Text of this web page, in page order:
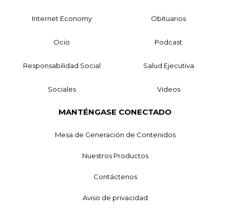
Internet Economy Obituarios
Ocio Podcast
Responsabilidad Social Salud Ejecutiva
Sociales Videos
MANTÉNGASE CONECTADO
Mesa de Generación de Contenidos
Nuestros Productos
Contáctenos
Aviso de privacidad